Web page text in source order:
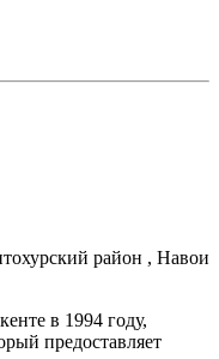
район , Навои
в 1994 году,
предоставляет